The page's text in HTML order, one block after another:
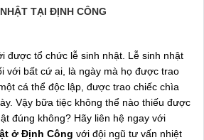
TẠI ĐỊNH CÔNG
được tổ chức lễ sinh nhật. Lễ sinh nhật
với bất cứ ai, là ngày mà họ được trao
cá thể độc lập, được trao chiếc chìa
Vậy bữa tiệc không thể nào thiếu được
đúng không? Hãy liên hệ ngay với
ở Định Công với đội ngũ tư vấn nhiệt